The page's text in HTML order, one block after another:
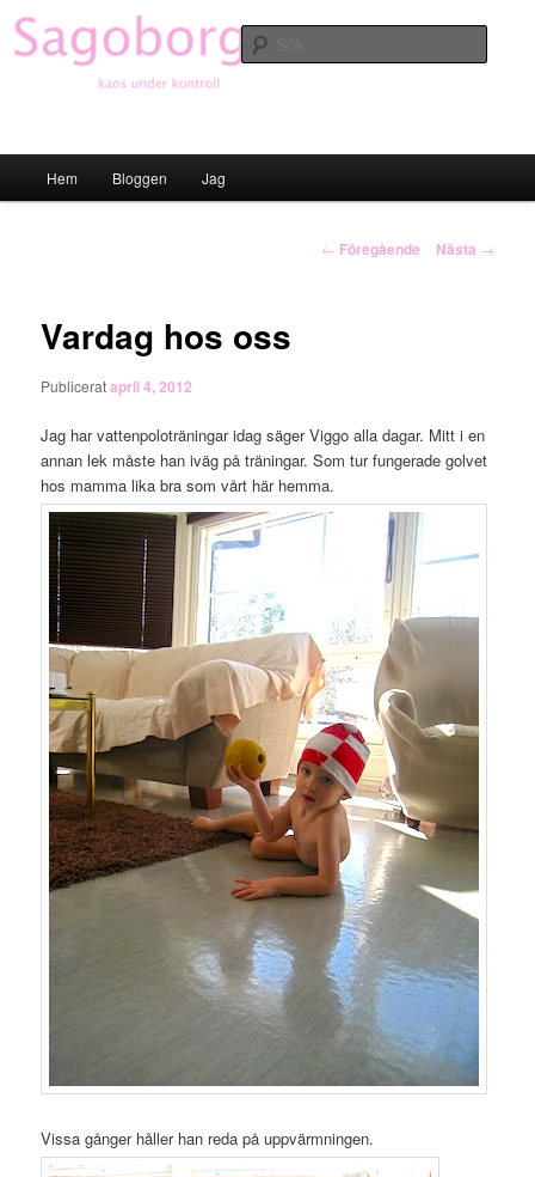
Hoppa
till
primärt
Hem Bloggen Jag
Inläggsnavigering
← Föregående Nästa →
Vardag hos oss
Publiceratapril 4, 2012
Jag har vattenpoloträningar idag säger Viggo alla dagar. Mitt i en
annan lek måste han iväg på träningar. Som tur fungerade golvet
hos mamma lika bra som vårt här hemma.
Vissa gånger håller han reda på uppvärmningen.